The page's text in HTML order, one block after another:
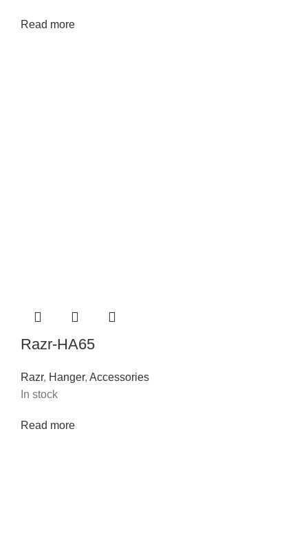
Read more
Razr-HA65
Razr, Hanger, Accessories
In stock
Read more